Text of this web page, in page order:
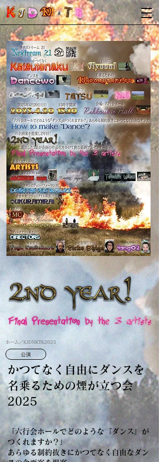
ホーム ／KJDNKTK2025
公演
かつてなく自由にダンスを
名乗るための煙が立つ会
2025
「六行会ホールでどのような『ダンス』が
つくれますか？」
あらゆる制約抜きにかつてなく自由なダン